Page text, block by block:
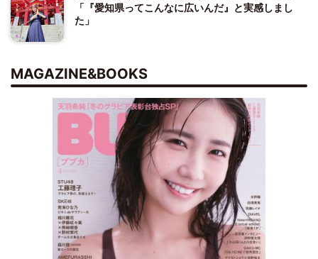
「『愛知県ってこんなに広いんだ』と実感しまし
た」
MAGAZINE&BOOKS